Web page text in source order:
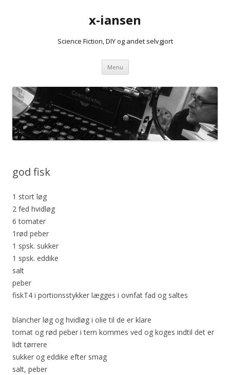
x-iansen
Science Fiction, DIY og andet selvgjort
Menu Hop
indhold
god fisk
1 stort løg
2 fed hvidløg
6 tomater
1rød peber
1 spsk. sukker
1 spsk. eddike
salt
peber
fiskT4 i portionsstykker lægges i ovnfat fad og saltes
blancher løg og hvidløg i olie til de er klare
tomat og rød peber i tern kommes ved og koges indtil det er
lidt tørrere
sukker og eddike efter smag
salt, peber